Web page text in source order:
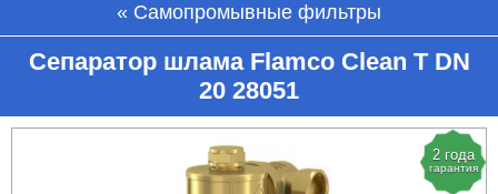
Самопромывные фильтры
Сепаратор шлама Flamco Clean T DN
20 28051
2 года
гарантия